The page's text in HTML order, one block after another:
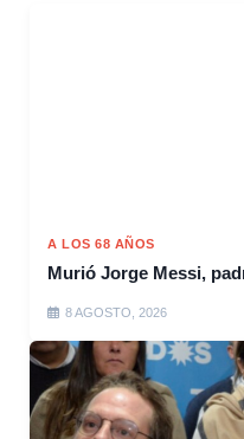
A LOS 68 AÑOS
Murió Jorge Messi,
8 AGOSTO, 2026